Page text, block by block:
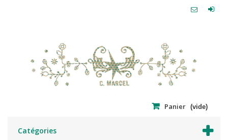
Panier (vide)
Catégories